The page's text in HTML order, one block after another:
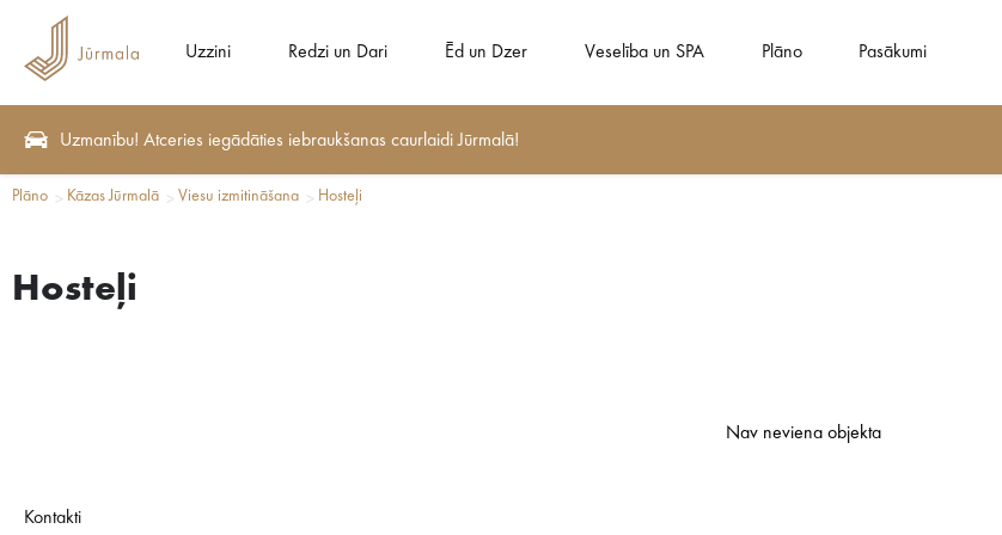
Uzzini Redzi un Dari Ēd un Dzer Veselība un SPA Plāno Pasākumi
Uzmanību! Atceries iegādāties iebraukšanas caurlaidi Jūrmalā!
Plāno Kāzas Jūrmalā Viesu izmitināšana Hosteļi
Hosteļi
Nav neviena objekta
Kontakti